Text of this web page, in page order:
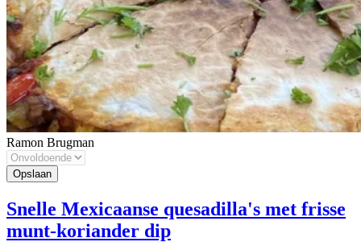
Ramon Brugman
Snelle Mexicaanse quesadilla's met frisse
munt-koriander dip